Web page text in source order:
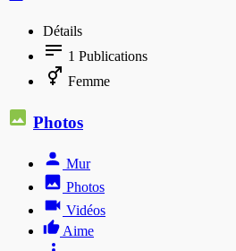
Détails
1 Publications
Femme
Photos
Mur
Photos
Vidéos
Aime